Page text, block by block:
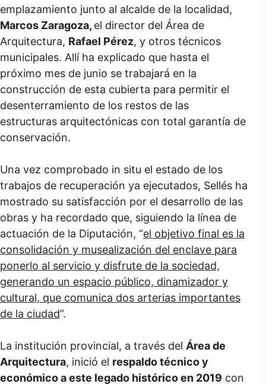
emplazamiento junto al alcalde de la localidad,
Marcos Zaragoza, el director del Área de
Arquitectura, Rafael Pérez, y otros técnicos
municipales. Allí ha explicado que hasta el
próximo mes de junio se trabajará en la
construcción de esta cubierta para permitir el
desenterramiento de los restos de las
estructuras arquitectónicas con total garantía de
conservación.
Una vez comprobado in situ el estado de los
trabajos de recuperación ya ejecutados, Sellés ha
mostrado su satisfacción por el desarrollo de las
obras y ha recordado que, siguiendo la línea de
actuación de la Diputación, “el objetivo final es la
consolidación y musealización del enclave para
ponerlo al servicio y disfrute de la sociedad,
generando un espacio público, dinamizador y
cultural, que comunica dos arterias importantes
de la ciudad”.
La institución provincial, a través del Área de
Arquitectura, inició el respaldo técnico y
económico a este legado histórico en 2019 con